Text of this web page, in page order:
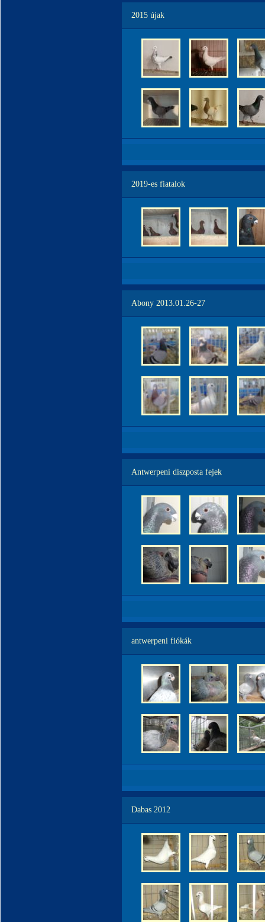
2015 újak
2019-es fiatalok
Abony 2013.01.26-27
Antwerpeni diszposta fejek
antwerpeni fiókák
Dabas 2012